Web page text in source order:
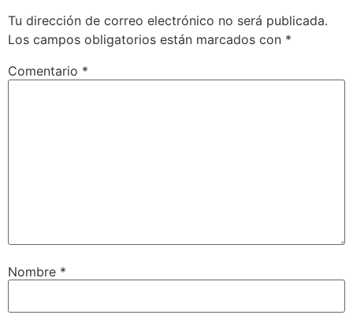
Tu dirección de correo electrónico no será publicada.
Los campos obligatorios están marcados con *
Comentario *
Nombre *